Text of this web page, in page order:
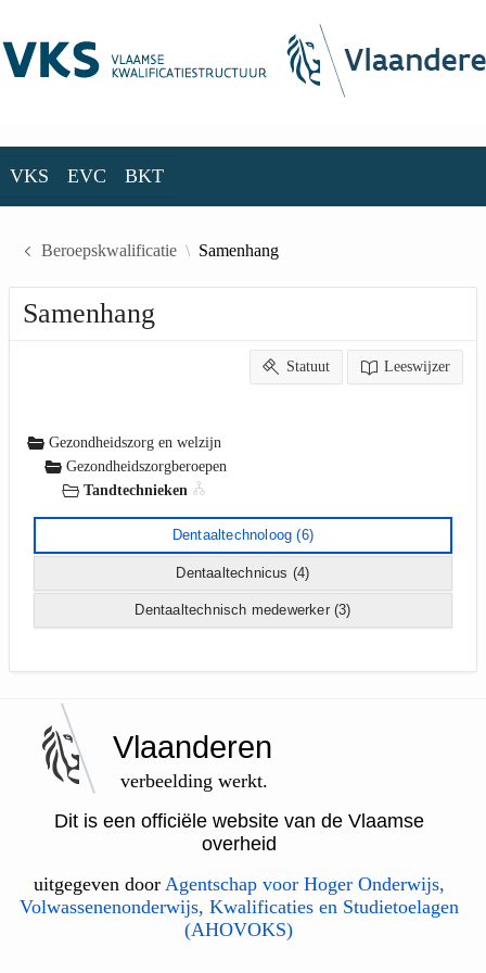
VKS EVC BKT
Beroepskwalificatie Samenhang
Samenhang
Statuut Leeswijzer
Gezondheidszorg en welzijn
Gezondheidszorgberoepen
Tandtechnieken
Dentaaltechnoloog (6)
Dentaaltechnicus (4)
Dentaaltechnisch medewerker(3)
Vlaanderen
verbeelding werkt.
Dit is een officiële website van de Vlaamse
overheid
uitgegeven door Agentschap voor Hoger Onderwijs,
Volwassenenonderwijs, Kwalificaties en Studietoelagen
(AHOVOKS)